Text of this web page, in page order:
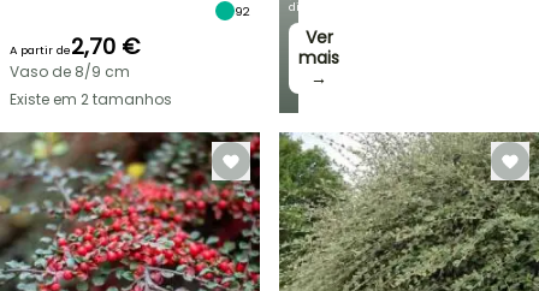
VENDAS
RELÂMPAGO
ATÉ
BULBOS
DE
dinheiro!
Ver
mais
→
92
A partir de2,70 €
Vaso de 8/9 cm
Existe em 2 tamanhos